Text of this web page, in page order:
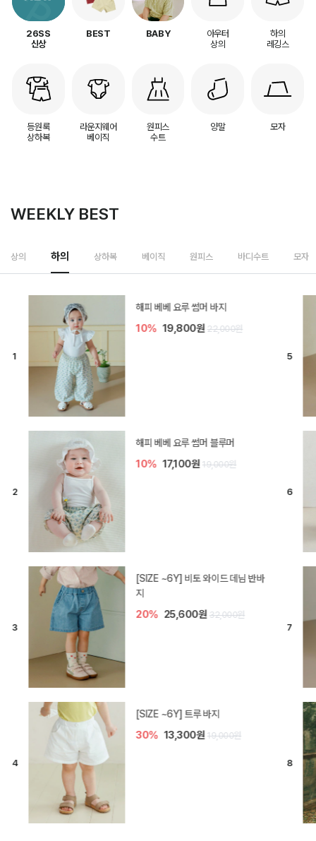
26SS
신상
BEST BABY
아우터
상의
하의
레깅스
등원룩
상하복
라운지웨어
베이직
원피스
수트
양말 모자
WEEKLY BEST
상의 하의 상하복 베이직 원피스 바디수트 모자
[SIZE ~6Y] 델린 린넨 바지
10% 21,600원 24,000원
듀이 아기 바지
10% 17,100원 19,000원
[SIZE ~6Y] 라핀 카프리 팬츠
30%
엘로디 니트 아기 바지
20% 16,000원 20,000원